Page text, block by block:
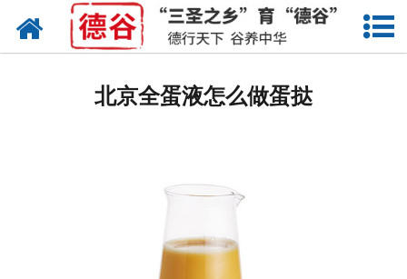
网站首页
北京全蛋液怎么做蛋挞